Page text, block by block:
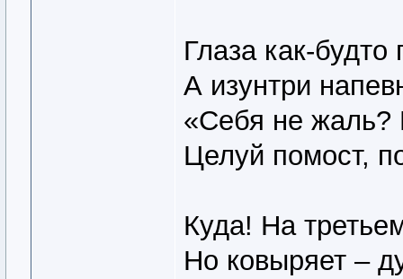
Глаза как-
А изунтри
«Себя не жаль?
Целуй помост,
Куда! На
Но ковыряет –